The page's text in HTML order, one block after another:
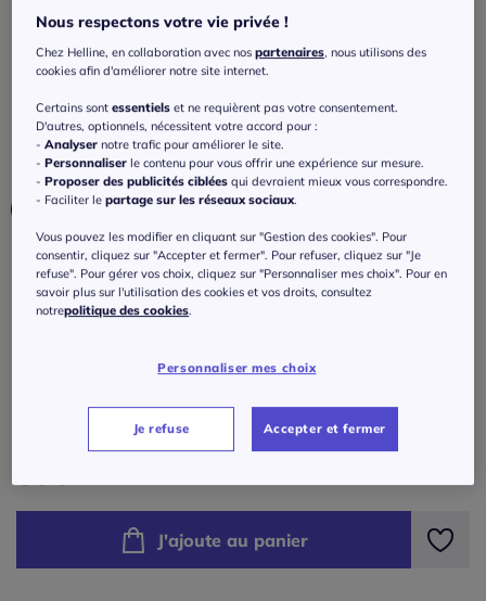
Pantalon 7/8 en dentelle avec motif floral
féminin
Réf : 149.143.035 4.4
Couleur :cerise
Modèle :
Taille standard
Taille standard
En stock
En stock
Guide des tailles
J'ajoute au panier
Nous respectons votre vie privée !
Chez Helline, en collaboration avec nospartenaires , nous utilisons des
cookies afin d'améliorer notre site internet.
Certains sontessentiels et ne requièrent pas votre consentement.
D'autres, optionnels, nécessitent votre accord pour :
-Analyser notre trafic pour améliorer le site.
-Personnaliser le contenu pour vous offrir une expérience sur mesure.
-Proposer des publicités ciblées qui devraient mieux vous correspondre.
- Faciliter lepartage sur les réseaux sociaux
Vous pouvez les modifier en cliquant sur "Gestion des cookies". Pour
consentir, cliquez sur "Accepter et fermer". Pour refuser, cliquez sur "Je
refuse". Pour gérer vos choix, cliquez sur "Personnaliser mes choix". Pour en
savoir plus sur l'utilisation des cookies et vos droits, consultez
notrepolitique des cookies
Personnaliser mes choix
Je refuse Accepter et fermer